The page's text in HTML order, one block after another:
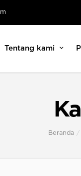
Tentang kami
Beranda